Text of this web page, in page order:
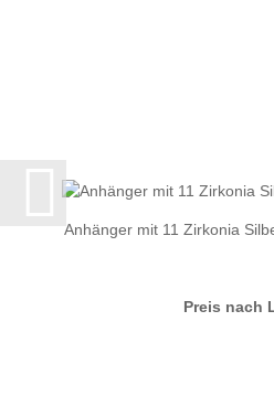
Anhänger mit 11 Zirkonia
Preis nach